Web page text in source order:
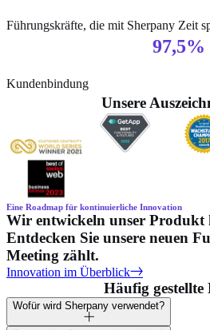
Führungskräfte, die mit Sherpany Zeit
97,5%
Kundenbindung
Unsere
Eine Roadmap für kontinuierliche Innovation
Wir entwickeln unser Produkt
Entdecken Sie unsere neuen
Meeting zählt.
Innovation im Überblick
Häufig gestellte
Wofür wird Sherpany verwendet?